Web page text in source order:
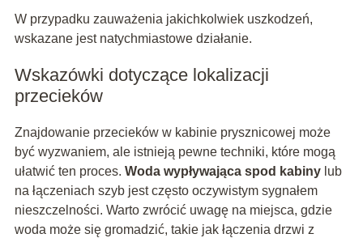
W przypadku zauważenia jakichkolwiek uszkodzeń,
wskazane jest natychmiastowe działanie.
Wskazówki dotyczące lokalizacji
przecieków
Znajdowanie przecieków w kabinie prysznicowej może
być wyzwaniem, ale istnieją pewne techniki, które mogą
ułatwić ten proces. Woda wypływająca spod kabinylub
na łączeniach szyb jest często oczywistym sygnałem
nieszczelności. Warto zwrócić uwagę na miejsca, gdzie
woda może się gromadzić, takie jak łączenia drzwi z